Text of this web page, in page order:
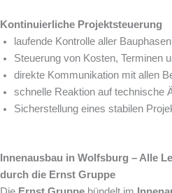
Kontinuierliche Projektsteuerung
laufende Kontrolle aller Bauphasen
Steuerung von Kosten, Terminen
direkte Kommunikation mit allen
schnelle Reaktion auf technische
Sicherstellung eines stabilen
Innenausbau in Wolfsburg – Alle
durch die Ernst Gruppe